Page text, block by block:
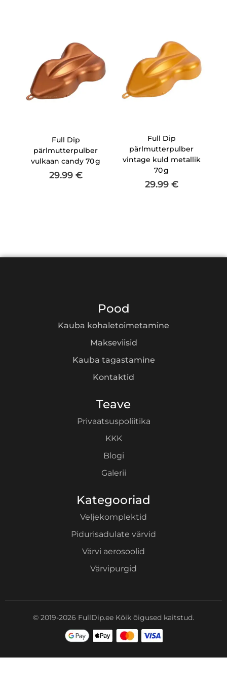
Full Dip
pärlmutterpulber
vulkaan candy 70 g
29.99 €
Full Dip
pärlmutterpulber
vintage kuld metallik
70 g
29.99 €
Pood
Kauba kohaletoimetamine
Makseviisid
Kauba tagastamine
Kontaktid
Teave
Privaatsuspoliitika
KKK
Blogi
Galerii
Kategooriad
Veljekomplektid
Pidurisadulate värvid
Värvi aerosoolid
Värvipurgid
© 2019-2026 FullDip.ee Kõik õigused kaitstud.